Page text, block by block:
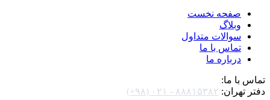
صفحه نخست
وبلاگ
سوالات متداول
تماس با ما
درباره ما
با ما:
تهران:۸۸۸۱۵۳۸۲ - ۰۲۱ (۹۸+)